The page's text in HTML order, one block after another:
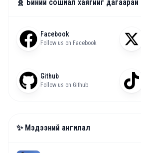
🧬 Биний сошиал хаягийг дагаарай
Facebook
Follow us on Facebook
Github
Follow us on Github
✨ Мэдээний ангилал